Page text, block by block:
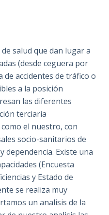
salud que dan lugar a
(desde ceguera por
de accidentes de tráfico o
a la posición
las diferentes
terciaria
el nuestro, con
socio-sanitarios de
dependencia. Existe una
(Encuesta
y Estado de
se realiza muy
un analisis de la